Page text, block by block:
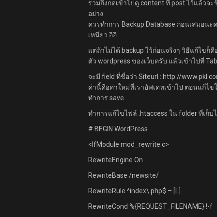
รวมถึงกดเข้าไปดู content ที่ post ไว้แล้วจ
อย่าง
ควรทำการ Backup Database ก่อนเสมอน
เหนียว อิอิ
แต่ถ้าไม่ได้ backup ไว้ก่อนจริงๆ วิธีแก้ไขก็
ตัว wordpress ของเว็บครับ แล้วเข้าไปที่
จะมี field ที่ชื่อว่า Siteurl : http://
ค่านี้คือค่าใหม่ที่เราอัฟเดทเข้าไป ตอนแก้ไ
ทำการ save
ทำการแก้ไขไฟล์ .htaccess ใน folder ที่เก็
# BEGIN WordPress
<IfModule mod_rewrite.c>
RewriteEngine On
RewriteBase /newsite/
RewriteRule ^index\.php$ – [L]
RewriteCond %{REQUEST_FILENAME} !-f